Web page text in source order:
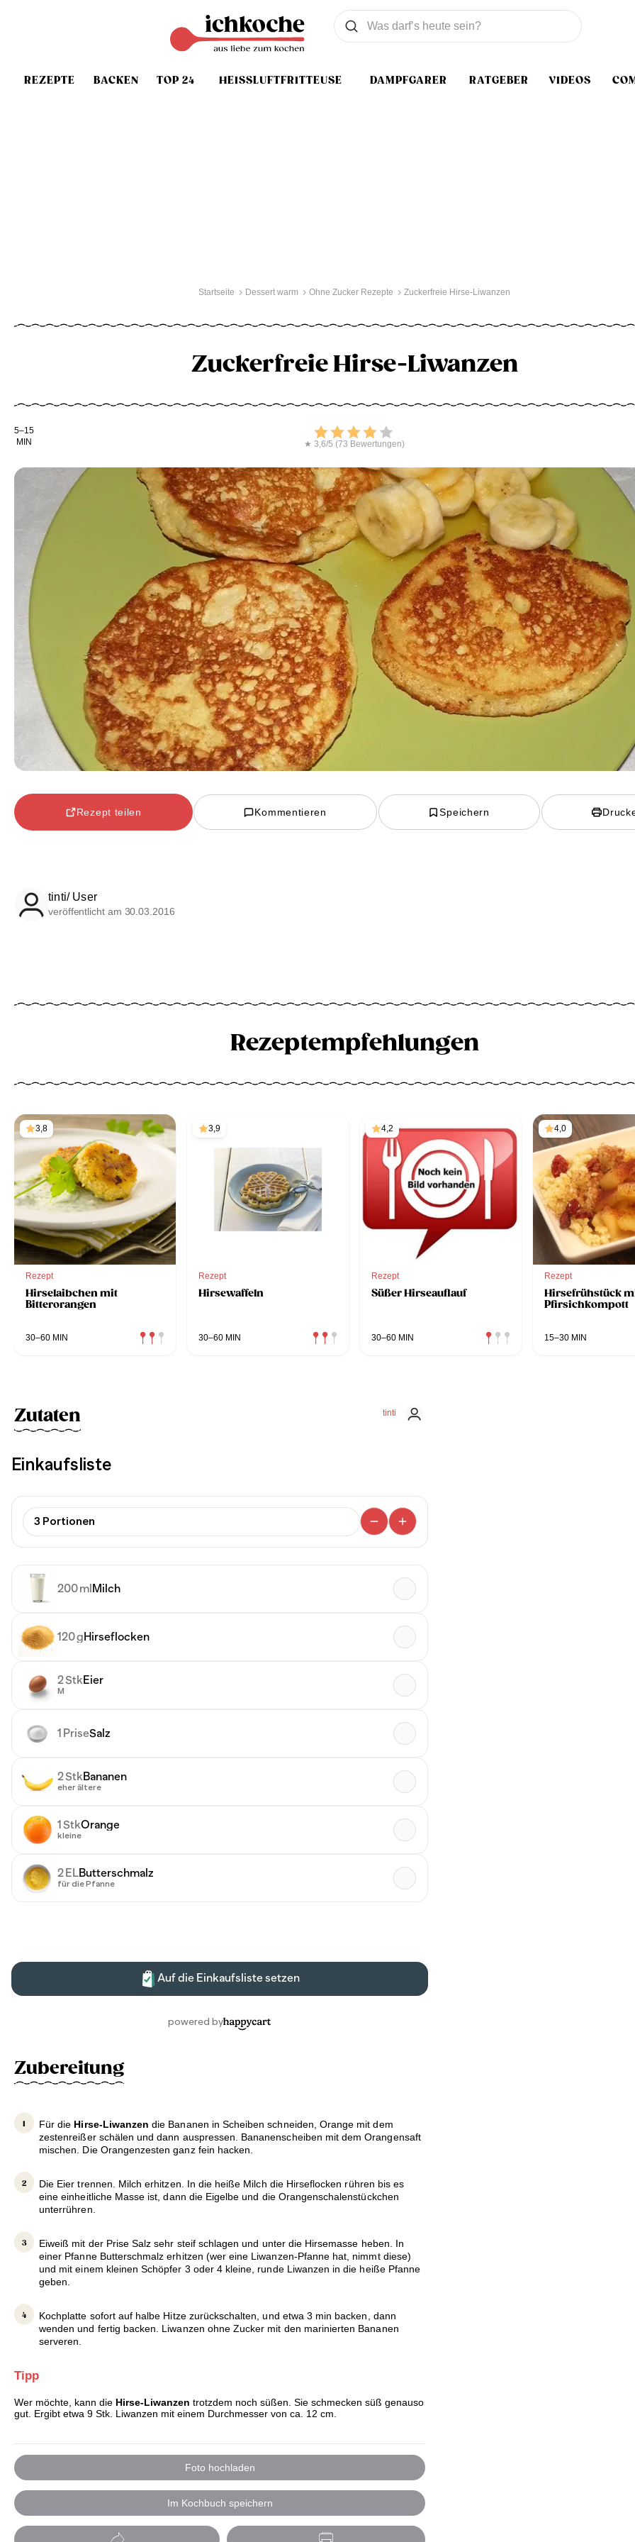
REZEPTE BACKEN TOP 24 HEISSLUFTFRITTEUSE DAMPFGARER RATGEBER VIDEOS
Was wollen Sie suchen
Suchen
Startseite Dessert warm Ohne Zucker Rezepte Zuckerfreie Hirse-Liwanzen
Zuckerfreie Hirse-Liwanzen
Kochdauer
5–15
MIN
Bewerten
★ 3,6/5 (73 Bewertungen)
Rezept teilen Kommentieren Speichern
tinti/ User
veröffentlicht am 30.03.2016
Rezeptempfehlungen
3,8
Rezept
Hirselaibchen mit
Bitterorangen
30–60 MIN
3,9
Rezept
Hirsewaffeln
30–60 MIN
4,2
Rezept
Süßer Hirseauflauf
30–60 MIN
4,0
Rezept
Hirsefrühstück
Pfirsichkompott
15–30 MIN
tinti
Zutaten
Zubereitung
Für die Hirse-Liwanzen die Bananen in Scheiben schneiden, Orange mit dem
zestenreißer schälen und dann auspressen. Bananenscheiben mit dem Orangensaft
mischen. Die Orangenzesten ganz fein hacken.
Die Eier trennen. Milch erhitzen. In die heiße Milch die Hirseflocken rühren bis es
eine einheitliche Masse ist, dann die Eigelbe und die Orangenschalenstückchen
unterrühren.
Eiweiß mit der Prise Salz sehr steif schlagen und unter die Hirsemasse heben. In
einer Pfanne Butterschmalz erhitzen (wer eine Liwanzen-Pfanne hat, nimmt diese)
und mit einem kleinen Schöpfer 3 oder 4 kleine, runde Liwanzen in die heiße Pfanne
geben.
Kochplatte sofort auf halbe Hitze zurückschalten, und etwa 3 min backen, dann
wenden und fertig backen. Liwanzen ohne Zucker mit den marinierten Bananen
serveren.
Tipp
Wer möchte, kann die Hirse-Liwanzen trotzdem noch süßen. Sie schmecken süß genauso
gut. Ergibt etwa 9 Stk. Liwanzen mit einem Durchmesser von ca. 12 cm.
Foto hochladen
Im Kochbuch speichern